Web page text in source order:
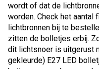
wordt of dat de
worden. Check het
lichtbronnen bij te
zitten de bolletjes erbij.
dit lichtsnoer is uitgerust
gekleurde) E27 LED